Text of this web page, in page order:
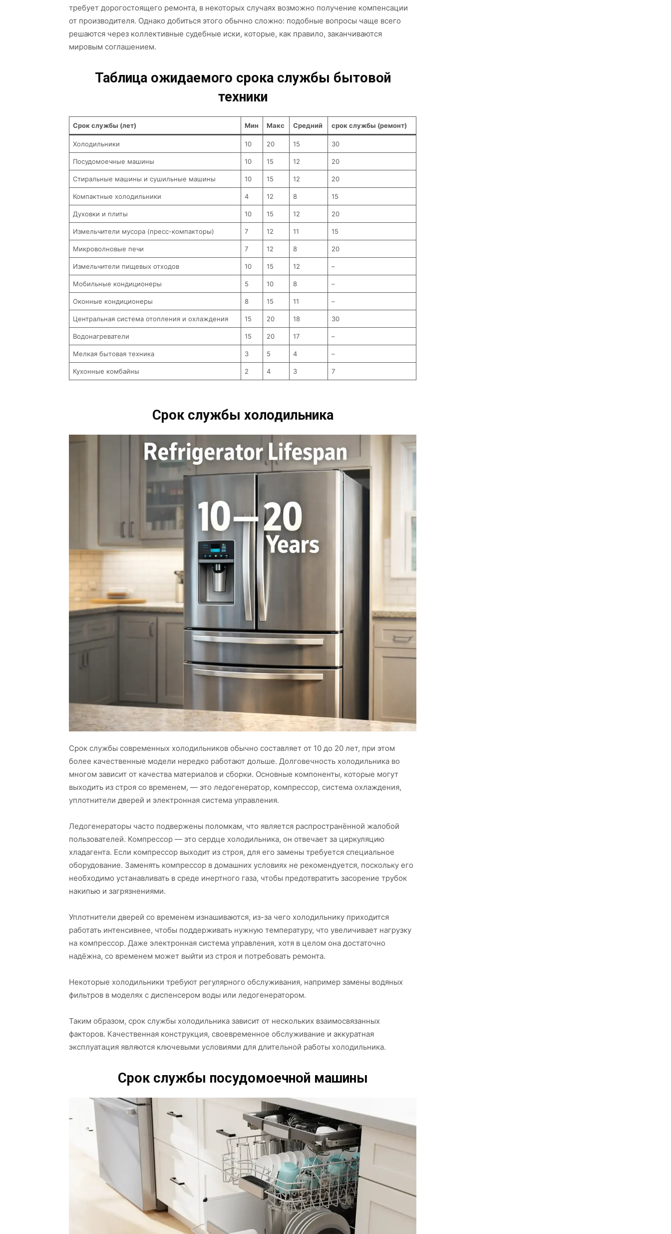
требует дорогостоящего ремонта, в некоторых случаях возможно получение компенсации
от производителя. Однако добиться этого обычно сложно: подобные вопросы чаще всего
решаются через коллективные судебные иски, которые, как правило, заканчиваются
мировым соглашением.
Таблица ожидаемого срока службы бытовой
техники
Срок службы (лет) Мин Макс Средний срок службы (ремонт)
Холодильники 10 20 15 30
Посудомоечные машины 10 15 12 20
Стиральные машины и сушильные машины 10 15 12 20
Компактные холодильники 4 12 8 15
Духовки и плиты 10 15 12 20
Измельчители мусора (пресс-компакторы) 7 12 11 15
Микроволновые печи 7 12 8 20
Измельчители пищевых отходов 10 15 12 –
Мобильные кондиционеры 5 10 8 –
Оконные кондиционеры 8 15 11 –
Центральная система отопления и охлаждения 15 20 18 30
Водонагреватели 15 20 17 –
Мелкая бытовая техника 3 5 4 –
Кухонные комбайны 2 4 3 7
Срок службы холодильника
Срок службы современных холодильников обычно составляет от 10 до 20 лет, при этом
более качественные модели нередко работают дольше. Долговечность холодильника во
многом зависит от качества материалов и сборки. Основные компоненты, которые могут
выходить из строя со временем, — это ледогенератор, компрессор, система охлаждения,
уплотнители дверей и электронная система управления.
Ледогенераторы часто подвержены поломкам, что является распространённой жалобой
пользователей. Компрессор — это сердце холодильника, он отвечает за циркуляцию
хладагента. Если компрессор выходит из строя, для его замены требуется специальное
оборудование. Заменять компрессор в домашних условиях не рекомендуется, поскольку его
необходимо устанавливать в среде инертного газа, чтобы предотвратить засорение трубок
накипью и загрязнениями.
Уплотнители дверей со временем изнашиваются, из-за чего холодильнику приходится
работать интенсивнее, чтобы поддерживать нужную температуру, что увеличивает нагрузку
на компрессор. Даже электронная система управления, хотя в целом она достаточно
надёжна, со временем может выйти из строя и потребовать ремонта.
Некоторые холодильники требуют регулярного обслуживания, например замены водяных
фильтров в моделях с диспенсером воды или ледогенератором.
Таким образом, срок службы холодильника зависит от нескольких взаимосвязанных
факторов. Качественная конструкция, своевременное обслуживание и аккуратная
эксплуатация являются ключевыми условиями для длительной работы холодильника.
Срок службы посудомоечной машины